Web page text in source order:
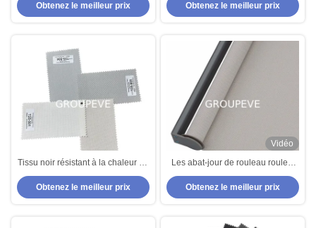
0.75mm Polyeste tissant 2x2
Obtenez le meilleur prix
étanches au vent
Obtenez le meilleur prix
Tissu noir résistant à la chaleur de
fibre de verre de protection solaire
de fibre de verre de PVC 40% de
60%
Obtenez le meilleur prix
Vidéo
Les abat-jour de rouleau roulent
le tissu de protection solaire de
fibre de verre résistant à la
chaleur
Obtenez le meilleur prix